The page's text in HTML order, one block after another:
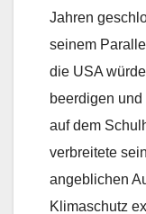
Jahren
seinem
die USA
beerdigen
auf dem
verbreitete
angeblichen
Klimaschutz